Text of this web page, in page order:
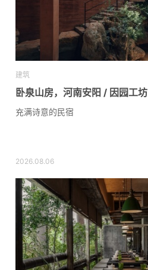
建筑
卧泉山房，河南安阳 / 因园工坊
充满诗意的民宿
2026.08.06